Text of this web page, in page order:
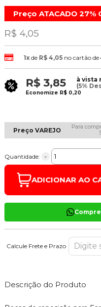
Preço ATACADO 27%
R$ 4,05
1xde R$ 4,05 no cartão de
R$ 3,85
à vista
(5%
Economize R$ 0,20
Preço VAREJO
Para
Quantidade: -
ADICIONAR AO
Calcule Frete e Prazo
Descrição do Produto